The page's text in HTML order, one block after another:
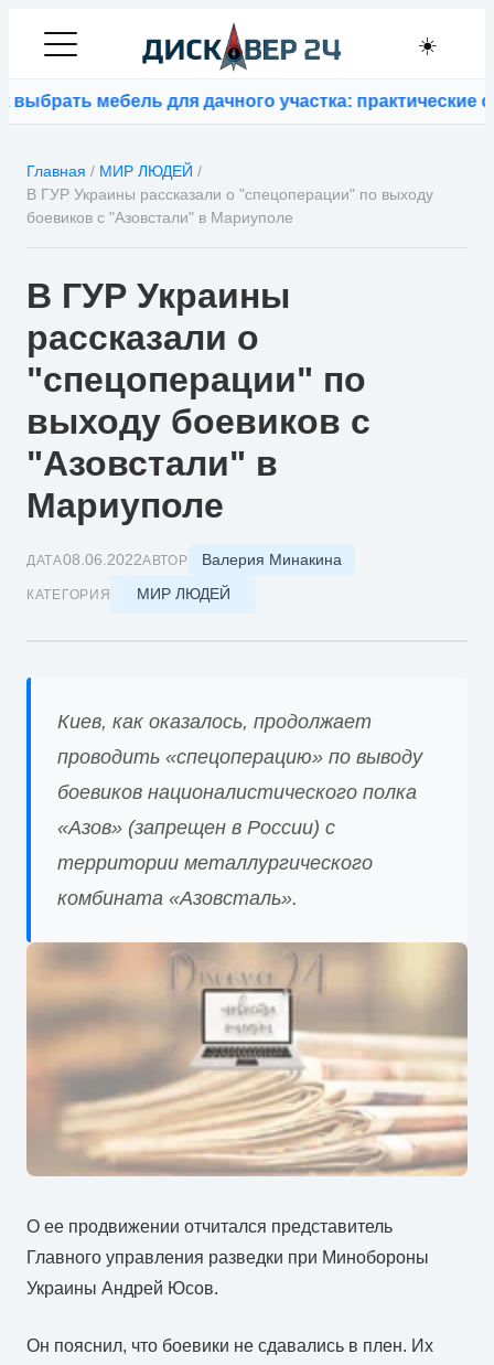
☀️
мебель для дачного участка: практические
Главная / МИР ЛЮДЕЙ /
В ГУР Украины рассказали о "спецоперации" по выходу
боевиков с "Азовстали" в Мариуполе
В ГУР Украины
рассказали о
"спецоперации" по
выходу боевиков с
"Азовстали" в
Мариуполе
ДАТА08.06.2022АВТОР Валерия Минакина
КАТЕГОРИЯ МИР ЛЮДЕЙ
Киев, как оказалось, продолжает
проводить «спецоперацию» по выводу
боевиков националистического полка
«Азов» (запрещен в России) с
территории металлургического
комбината «Азовсталь».
О ее продвижении отчитался представитель
Главного управления разведки при Минобороны
Украины Андрей Юсов.
Он пояснил, что боевики не сдавались в плен. Их